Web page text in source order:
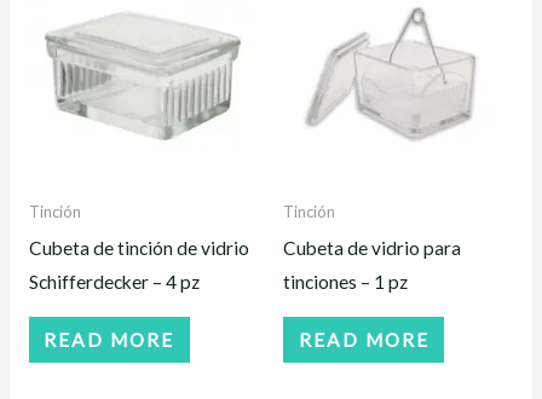
Tinción
Cubeta de tinción de vidrio
Schifferdecker – 4 pz
READ MORE
Tinción
Cubeta de vidrio para
tinciones – 1 pz
READ MORE